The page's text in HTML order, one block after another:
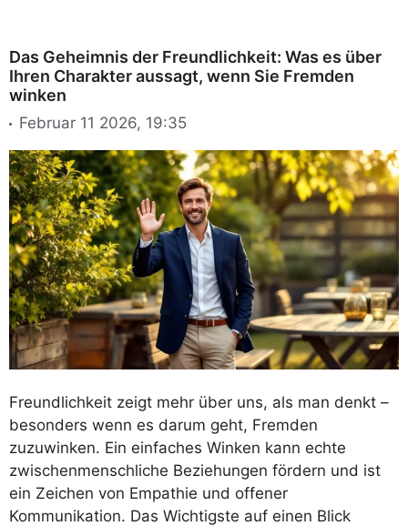
Das Geheimnis der Freundlichkeit: Was es über
Ihren Charakter aussagt, wenn Sie Fremden
winken
Februar 11 2026, 19:35
Freundlichkeit zeigt mehr über uns, als man denkt –
besonders wenn es darum geht, Fremden
zuzuwinken. Ein einfaches Winken kann echte
zwischenmenschliche Beziehungen fördern und ist
ein Zeichen von Empathie und offener
Kommunikation. Das Wichtigste auf einen Blick